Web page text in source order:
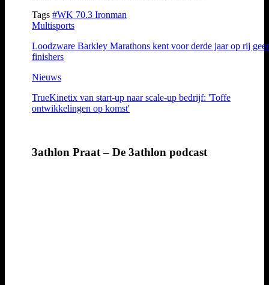
Tags #WK 70.3 Ironman
Multisports
Loodzware Barkley Marathons kent voor derde jaar op rij
finishers
Nieuws
TrueKinetix van start-up naar scale-up bedrijf: 'Toffe
ontwikkelingen op komst'
3athlon Praat – De 3athlon podcast